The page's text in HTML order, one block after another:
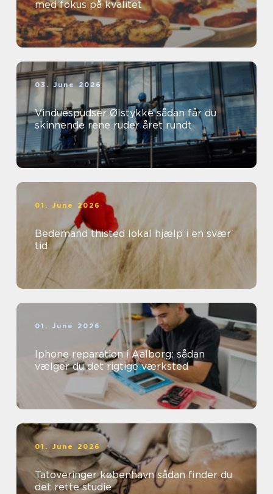
med fokus på kvalitet
03. June 2026
Vinduespudser Ølstykke sådan får du
skinnende rene ruder året rundt
01. June 2026
Bedemand thisted lokal hjælp i en svær
tid
01. June 2026
Iphone reparation i Aalborg: sådan
vælger du det rigtige værksted
01. June 2026
Tatoveringer københavn sådan finder du
det rette studie